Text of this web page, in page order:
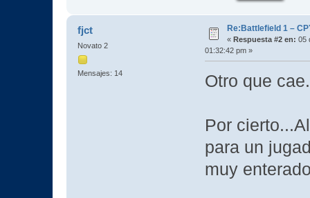
fjct
Novato 2
Mensajes: 14
Re:Battlefield 1 –
« Respuesta #2 en: 05
01:32:42 pm »
Otro que
Por
para un
muy